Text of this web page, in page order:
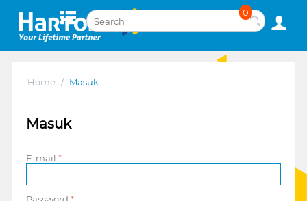
0
Home / Masuk
Masuk
E-mail
Password